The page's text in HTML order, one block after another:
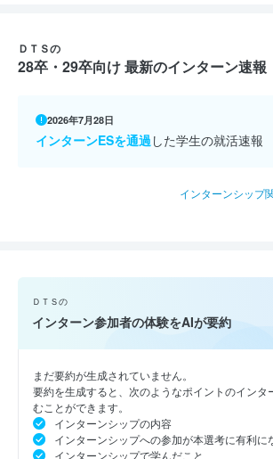
ＤＴＳの
28卒・29卒向け 最新のインターン速報
2026年7月28日
インターンESを通過 した学生の就活速報
インターンシップ
ＤＴＳの
インターン参加者の体験をAIが要約
まだ要約が生成されていません。
要約を生成すると、次のようなポイントのインタ
むことができます。
インターンシップの内容
インターンシップへの参加が本選考に有利に
インターンシップで学んだこと